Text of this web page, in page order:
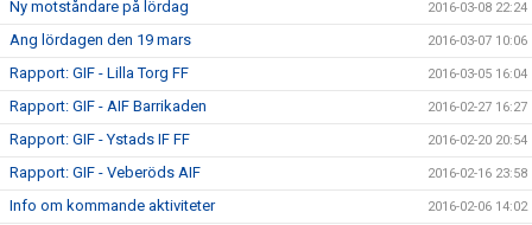
Ny motståndare på lördag 2016-03-08 22:24
Ang lördagen den 19 mars 2016-03-07 10:06
Rapport: GIF - Lilla Torg FF 2016-03-05 16:04
Rapport: GIF - AIF Barrikaden 2016-02-27 16:27
Rapport: GIF - Ystads IF FF 2016-02-20 20:54
Rapport: GIF - Veberöds AIF 2016-02-16 23:58
Info om kommande aktiviteter 2016-02-06 14:02